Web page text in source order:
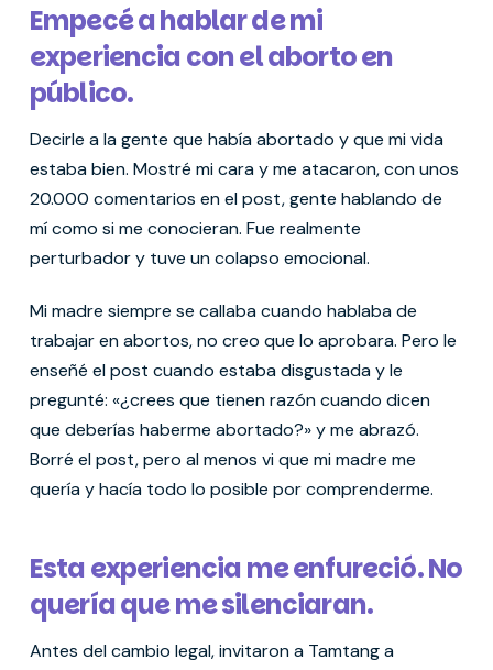
Empecé a hablar de mi
experiencia con el aborto en
público.
Decirle a la gente que había abortado y que mi vida
estaba bien. Mostré mi cara y me atacaron, con unos
20.000 comentarios en el post, gente hablando de
mí como si me conocieran. Fue realmente
perturbador y tuve un colapso emocional.
Mi madre siempre se callaba cuando hablaba de
trabajar en abortos, no creo que lo aprobara. Pero le
enseñé el post cuando estaba disgustada y le
pregunté: «¿crees que tienen razón cuando dicen
que deberías haberme abortado?» y me abrazó.
Borré el post, pero al menos vi que mi madre me
quería y hacía todo lo posible por comprenderme.
Esta experiencia me enfureció. No
quería que me silenciaran.
Antes del cambio legal, invitaron a Tamtang a